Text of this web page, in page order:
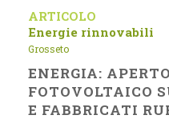
ARTICOLO
Energie rinnovabili
Grosseto
ENERGIA:
FOTOVOLTAICO
E FABBRICATI